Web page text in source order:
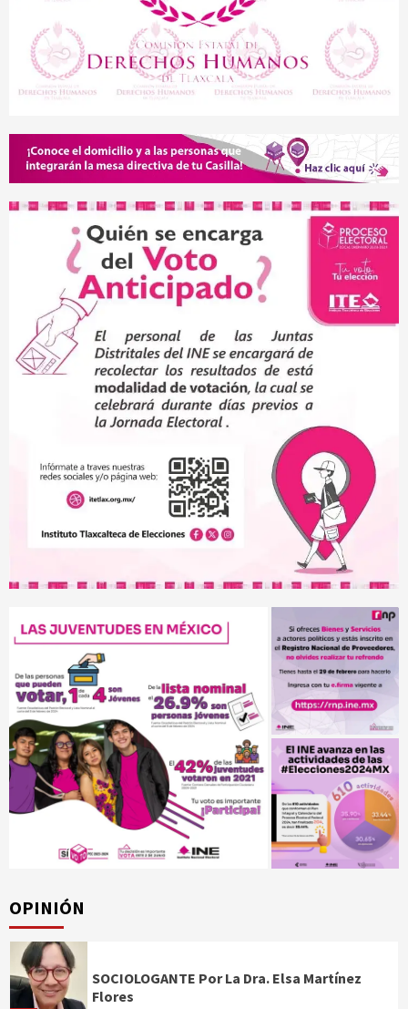
OPINIÓN
SOCIOLOGANTE Por La Dra. Elsa Martínez
Flores